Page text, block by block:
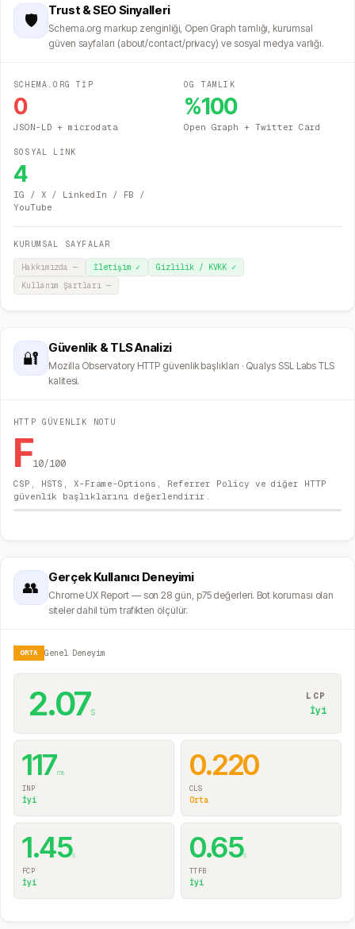
🛡️
Trust & SEO Sinyalleri
Schema.org markup zenginliği, Open Graph tamlığı, kurumsal
güven sayfaları (about/contact/privacy) ve sosyal medya varlığı.
SCHEMA.ORG TİP
0
JSON-LD + microdata
OG TAMLIK
%100
Open Graph + Twitter Card
SOSYAL LİNK
4
IG / X / LinkedIn / FB /
YouTube
KURUMSAL SAYFALAR
Hakkımızda — İletişim ✓ Gizlilik / KVKK ✓
Kullanım Şartları —
🔐
Güvenlik & TLS Analizi
Mozilla Observatory HTTP güvenlik başlıkları · Qualys SSL Labs TLS
kalitesi.
HTTP GÜVENLIK NOTU
F10/100
CSP, HSTS, X-Frame-Options, Referrer Policy ve diğer HTTP
güvenlik başlıklarını değerlendirir.
👥
Gerçek Kullanıcı Deneyimi
Chrome UX Report — son 28 gün, p75 değerleri. Bot koruması olan
siteler dahil tüm trafikten ölçülür.
ORTA Genel Deneyim
2.07s
LCP
İyi
117ms
INP
İyi
0.220
CLS
Orta
1.45s
FCP
İyi
0.65s
TTFB
İyi